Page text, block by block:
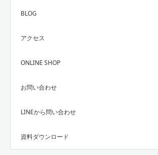
BLOG
アクセス
ONLINE SHOP
お問い合わせ
LINEから問い合わせ
資料ダウンロード